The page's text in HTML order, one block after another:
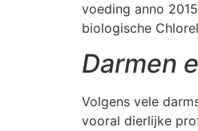
voeding anno
biologische
Darmen
Volgens vele
vooral dierlijke